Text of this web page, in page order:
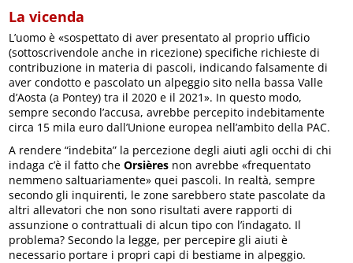
La vicenda
L’uomo è «sospettato di aver presentato al proprio ufficio
(sottoscrivendole anche in ricezione) specifiche richieste di
contribuzione in materia di pascoli, indicando falsamente di
aver condotto e pascolato un alpeggio sito nella bassa Valle
d’Aosta (a Pontey) tra il 2020 e il 2021». In questo modo,
sempre secondo l’accusa, avrebbe percepito indebitamente
circa 15 mila euro dall’Unione europea nell’ambito della PAC.
A rendere “indebita” la percezione degli aiuti agli occhi di chi
indaga c’è il fatto cheOrsières non avrebbe «frequentato
nemmeno saltuariamente» quei pascoli. In realtà, sempre
secondo gli inquirenti, le zone sarebbero state pascolate da
altri allevatori che non sono risultati avere rapporti di
assunzione o contrattuali di alcun tipo con l’indagato. Il
problema? Secondo la legge, per percepire gli aiuti è
necessario portare i propri capi di bestiame in alpeggio.